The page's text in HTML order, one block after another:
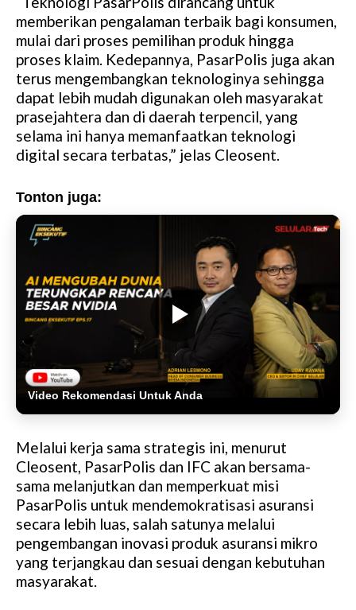
memberikan pengalaman terbaik bagi konsumen,
mulai dari proses pemilihan produk hingga
proses klaim. Kedepannya, PasarPolis juga akan
terus mengembangkan teknologinya sehingga
dapat lebih mudah digunakan oleh masyarakat
prasejahtera dan di daerah terpencil, yang
selama ini hanya memanfaatkan teknologi
digital secara terbatas,” jelas Cleosent.
Tonton juga:
Video Rekomendasi Untuk Anda
Melalui kerja sama strategis ini, menurut
Cleosent, PasarPolis dan IFC akan bersama-
sama melanjutkan dan memperkuat misi
PasarPolis untuk mendemokratisasi asuransi
secara lebih luas, salah satunya melalui
pengembangan inovasi produk asuransi mikro
yang terjangkau dan sesuai dengan kebutuhan
masyarakat.